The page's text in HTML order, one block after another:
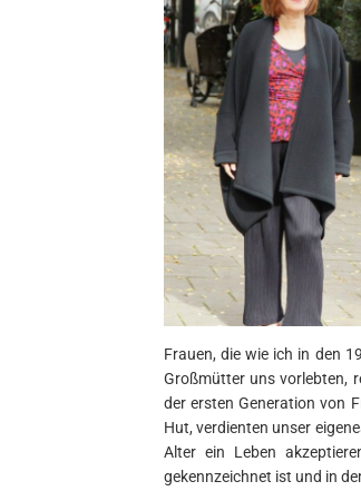
Frauen, die wie ich in den
Großmütter uns vorlebten,
der ersten Generation von
Hut, verdienten unser
Alter ein Leben
gekennzeichnet ist und in